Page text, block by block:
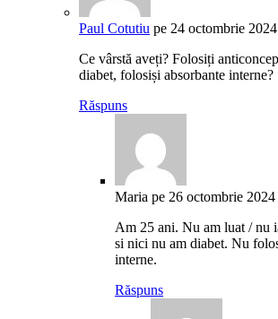
Paul Cotutiu pe 24 octombrie
Ce vârstă aveți? Folosiți
diabet, folosiși absorbante interne?
Răspuns
Maria pe 26 octombrie
Am 25 ani. Nu am luat / nu
si nici nu am diabet. Nu
interne.
Răspuns